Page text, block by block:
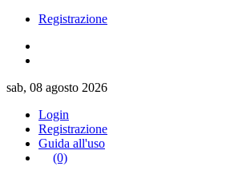
Registrazione
sab, 08 agosto 2026
Login
Registrazione
Guida all'uso
(0)